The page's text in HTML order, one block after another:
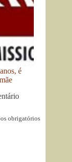
é
obrigatórios